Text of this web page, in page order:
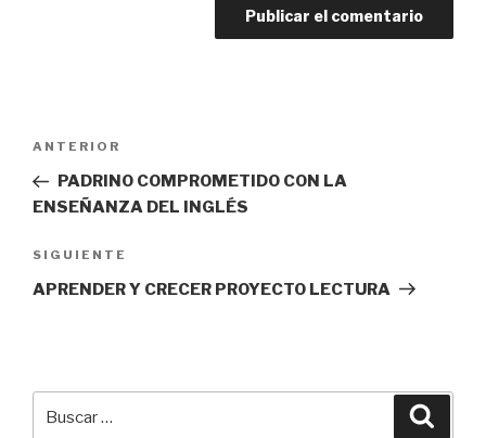
entradas
Entrada
anterior:
ANTERIOR
PADRINO COMPROMETIDO CON LA
ENSEÑANZA DEL INGLÉS
Siguiente
entrada
SIGUIENTE
APRENDER Y CRECER PROYECTO LECTURA